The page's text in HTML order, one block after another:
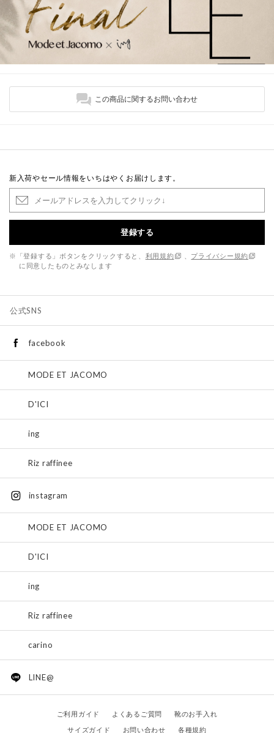
この商品に関するお問い合わせ
新入荷やセール情報をいちはやくお届けします。
登録する
※「登録する」ボタンをクリックすると、 利用規約
プライバシー規約
に同意したものとみなします
公式SNS
facebook
MODE ET JACOMO
D'ICI
ing
Riz raffinee
instagram
MODE ET JACOMO
D'ICI
ing
Riz raffinee
carino
LINE@
ご利用ガイド よくあるご質問
靴のお手入れ
サイズガイド
お問い合わせ 各種規約